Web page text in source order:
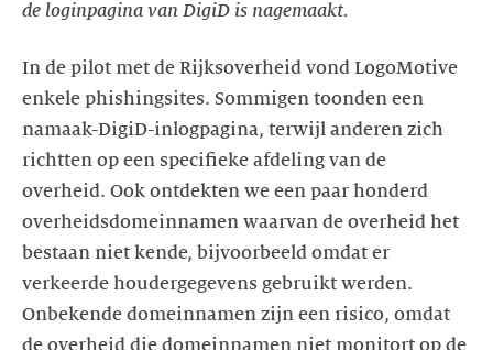
de loginpagina van DigiD is nagemaakt.
In de pilot met de Rijksoverheid vond LogoMotive
enkele phishingsites. Sommigen toonden een
namaak-DigiD-inlogpagina, terwijl anderen zich
richtten op een specifieke afdeling van de
overheid. Ook ontdekten we een paar honderd
overheidsdomeinnamen waarvan de overheid het
bestaan niet kende, bijvoorbeeld omdat er
verkeerde houdergegevens gebruikt werden.
Onbekende domeinnamen zijn een risico, omdat
de overheid die domeinnamen niet monitort op de